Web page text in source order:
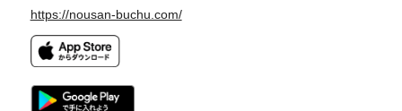
https://nousan-buchu.com/